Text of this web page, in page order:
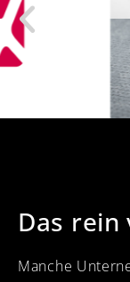
Das rein
Manche